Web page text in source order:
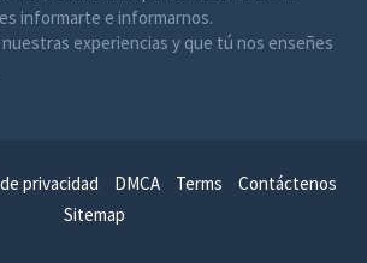
informarte e informarnos.
experiencias y que tú nos enseñes
privacidad DMCA Terms
Contáctenos
Sitemap